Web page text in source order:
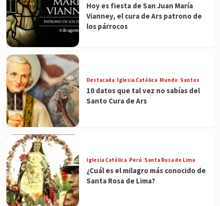
Hoy es fiesta de San Juan María
Vianney, el cura de Ars patrono de
los párrocos
Destacada Iglesia Católica Mundo Santos
10 datos que tal vez no sabías del
Santo Cura de Ars
Iglesia Católica Perú Santa Rosa de Lima
¿Cuál es el milagro más conocido de
Santa Rosa de Lima?